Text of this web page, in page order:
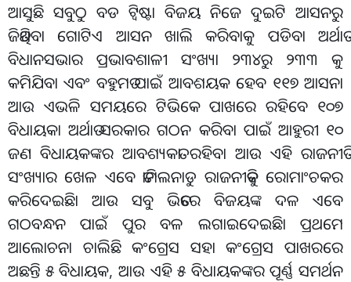
ଆସୁଛି ସବୁଠୁ ବଡ ଟ୍ୱିଷ୍ଟା ବିଜୟ ନିଜେ ଦୁଇଟି ଆସନରୁ
ଜିତିଥିବା ଗୋଟିଏ ଆସନ ଖାଲି କରିବାକୁ ପଡିବା ଅର୍ଥାତ
ବିଧାନସଭାର ପ୍ରଭାବଶାଳୀ ସଂଖ୍ୟା ୨୩୪ରୁ ୨୩୩ କୁ
କମିଯିବା ଏବଂ ବହୁମତ ପାଇଁ ଆବଶୟକ ହେବ ୧୧୭ ଆସନା
ଆଉ ଏଭଳି ସମୟରେ ଟିଭିକେ ପାଖରେ ରହିବେ ୧୦୭
ବିଧାୟକା ଅର୍ଥାତ ସରକାର ଗଠନ କରିବା ପାଇଁ ଆହୁରୀ ୧୦
ଜଣ ବିଧାୟକଙ୍କର ଆବଶ୍ୟକତା ରହିବା ଆଉ ଏହି ରାଜନୀତି
ସଂଖ୍ୟାର ଖେଳ ଏବେ ତାମିଲନାଡୁ ରାଜନୀତିକୁ ରୋମାଂଚକର
କରିଦେଇଛିା ଆଉ ସବୁ ଭିତରେ ବିଜୟଙ୍କ ଦଳ ଏବେ
ଗଠବନ୍ଧନ ପାଇଁ ପୁର ବଳ ଲଗାଇଦେଇଛିା ପ୍ରଥମେ
ଆଲୋଚନା ଚାଲିଛି କଂଗ୍ରେସ ସହା କଂଗ୍ରେସ ପାଖରରେ
ଅଛନ୍ତି ୫ ବିଧାୟକ, ଆଉ ଏହି ୫ ବିଧାୟକଙ୍କର ପୂର୍ଣ୍ଣ ସମର୍ଥନ